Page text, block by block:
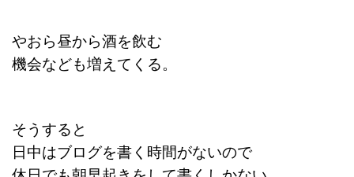
やおら昼から酒を飲む
機会なども増えてくる。
そうすると
日中はブログを書く時間がないので